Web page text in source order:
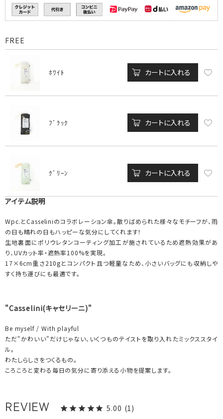
FREE
ﾎﾜｲﾄ カートに入れる
ﾌﾞﾗｯｸ カートに入れる
ｸﾞﾘｰﾝ カートに入れる
アイテム説明
Wpc.とCasseliniのコラボレーション傘。散りばめられた様々なモチーフが、雨
の日も晴れの日もハッピーな気分にしてくれます！
生地裏面にポリウレタンコーティング加工が施されているため遮熱効果があ
り、UVカット率・遮熱率100%を実現。
17×6cm重さ210gとコンパクト且つ軽量なため、小さいバッグにも収納しや
すく持ち運びにも最適です。
"Casselini(キャセリーニ)"
Be myself / With playful
ただ"かわいい"だけじゃない、いくつものテイストを取り入れたミックススタイ
ル。
わたしらしさをつくるもの。
ころころと変わる毎日の気分に寄り添える小物を提案します。
5.00 1